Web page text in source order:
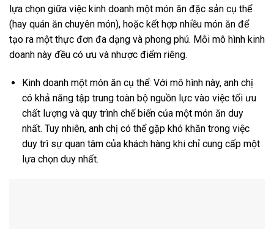
lựa chọn giữa việc kinh doanh một món ăn đặc sản cụ thể
(hay quán ăn chuyên món), hoặc kết hợp nhiều món ăn để
tạo ra một thực đơn đa dạng và phong phú. Mỗi mô hình kinh
doanh này đều có ưu và nhược điểm riêng.
Kinh doanh một món ăn cụ thể: Với mô hình này, anh chị
có khả năng tập trung toàn bộ nguồn lực vào việc tối ưu
chất lượng và quy trình chế biến của một món ăn duy
nhất. Tuy nhiên, anh chị có thể gặp khó khăn trong việc
duy trì sự quan tâm của khách hàng khi chỉ cung cấp một
lựa chọn duy nhất.